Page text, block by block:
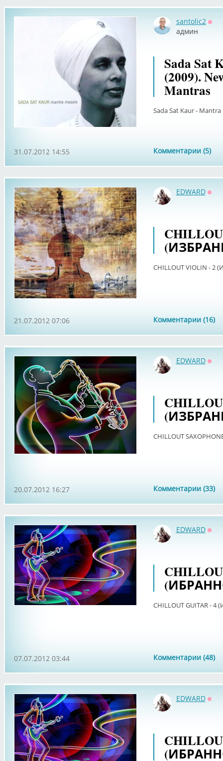
santolic2
админ
Sada Sat
(2009).
Mantras
Sada Sat Kaur -
Комментарии (5)
31.07.2012 14:55
EDWARD
CHILLOUT VIOLIN - 2
Комментарии (16)
21.07.2012 07:06
EDWARD
CHILLOUT
Комментарии (33)
20.07.2012 16:27
EDWARD
CHILLOUT GUITAR -
Комментарии (48)
07.07.2012 03:44
EDWARD